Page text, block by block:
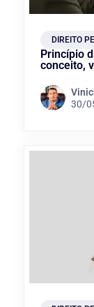
DIREITO
Princípio
conceito,
30/